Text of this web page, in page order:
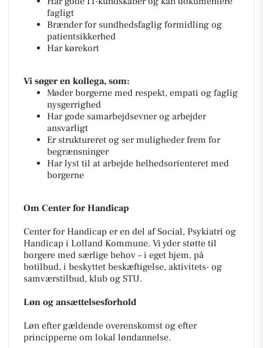
fagligt
Brænder for sundhedsfaglig formidling og
patientsikkerhed
Har kørekort
Vi søger en kollega, som:
Møder borgerne med respekt, empati og faglig
nysgerrighed
Har gode samarbejdsevner og arbejder
ansvarligt
Er struktureret og ser muligheder frem for
begrænsninger
Har lyst til at arbejde helhedsorienteret med
borgerne
Om Center for Handicap
Center for Handicap er en del af Social, Psykiatri og
Handicap i Lolland Kommune. Vi yder støtte til
borgere med særlige behov – i eget hjem, på
botilbud, i beskyttet beskæftigelse, aktivitets- og
samværstilbud, klub og STU.
Løn og ansættelsesforhold
Løn efter gældende overenskomst og efter
principperne om lokal løndannelse.